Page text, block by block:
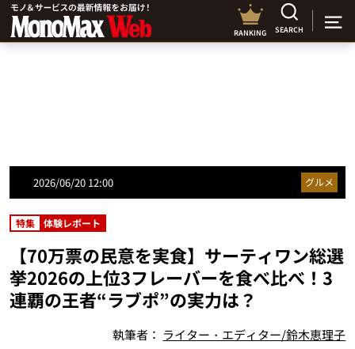
RANKING SEARCH
2026/06/20 12:00 グルメ
特集 体験レポート
【70万票の民意を実食】サーティワン総選
挙2026の上位3フレーバーを食べ比べ！3
連覇の王者“ラブポ”の実力は？
執筆者： ライター・エディター/鈴木恵理子